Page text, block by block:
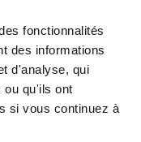
fonctionnalités
des informations
d'analyse, qui
ou qu'ils ont
si vous continuez à